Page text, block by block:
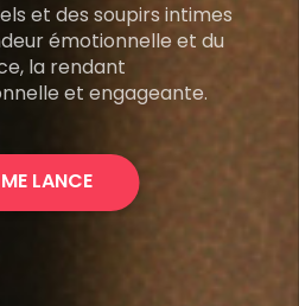
et des soupirs intimes
émotionnelle et du
la rendant
et engageante.
LANCE